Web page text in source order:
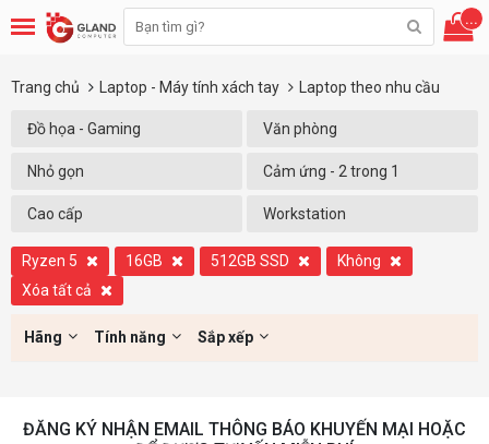
...
Trang chủ Laptop - Máy tính xách tay Laptop theo nhu cầu
Đồ họa - Gaming Văn phòng
Nhỏ gọn Cảm ứng - 2 trong 1
Cao cấp Workstation
Ryzen 5 16GB 512GB SSD
Không
Xóa tất cả
Hãng Tính năng Sắp xếp
ĐĂNG KÝ NHẬN EMAIL THÔNG BÁO KHUYẾN MẠI HOẶC